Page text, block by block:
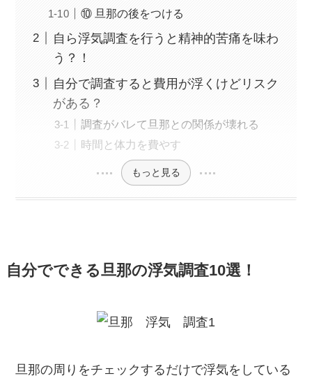
⑩ 旦那の後をつける
自ら浮気調査を行うと精神的苦痛を味わ
う？！
自分で調査すると費用が浮くけどリスク
がある？
調査がバレて旦那との関係が壊れる
時間と体力を費やす
もっと見る
自分でできる旦那の浮気調査10選！
旦那の周りをチェックするだけで浮気をしている